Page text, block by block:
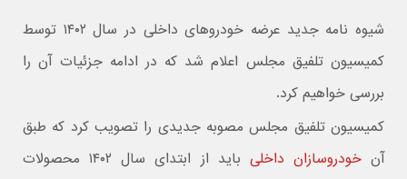
شیوه نامه جدید عرضه خودروهای داخلی در سال ۱۴۰۲ توسط
کمیسیون تلفیق مجلس اعلام شد که در ادامه جزئیات آن را
بررسی خواهیم کرد.
کمیسیون تلفیق مجلس مصوبه جدیدی را تصویب کرد که طبق
آنخودروسازان داخلی
باید از ابتدای سال ۱۴۰۲ محصولات